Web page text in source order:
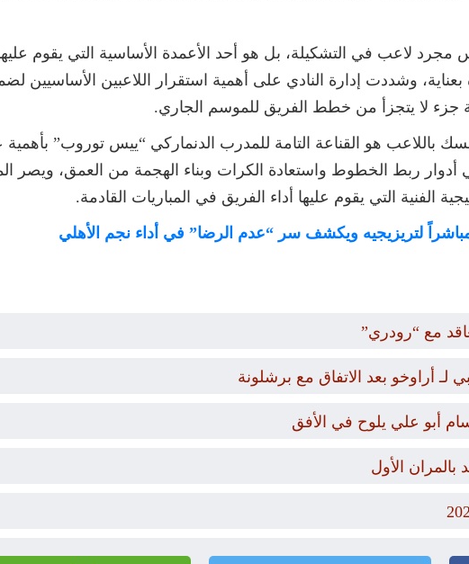
لاعب في التشكيلة، بل هو أحد الأعمدة الأساسية التي يقوم عليها
وشددت إدارة النادي على أهمية استقرار اللاعبين الأساسيين
جزء لا يتجزأ من خطط الفريق للموسم الجاري.
باللاعب هو القناعة التامة للمدرب الدنماركي “ييس توروب”
ربط الخطوط واستعادة الكرات وبناء الهجمة من العمق، ويصر
الفنية التي يقوم عليها أداء الفريق في المباريات القادمة.
مباشراً لتريزيجيه ويكشف سر “عدم الرضا” في أداء نجم الأهلي
مع “رودري”
أراوخو بعد الاتفاق مع برشلونة
أبو علي يلوح في الأفق
بالمران الأول